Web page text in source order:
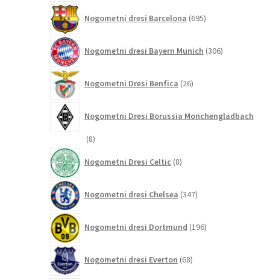
Nogometni dresi Barcelona 695izdelkov
Nogometni dresi Bayern Munich 306izdelkov
Nogometni Dresi Benfica 26izdelkov
Nogometni Dresi Borussia Monchengladbach
88
Nogometni Dresi Celtic 8izdelkov
Nogometni dresi Chelsea 347izdelkov
Nogometni dresi Dortmund 196izdelkov
Nogometni dresi Everton 68izdelkov